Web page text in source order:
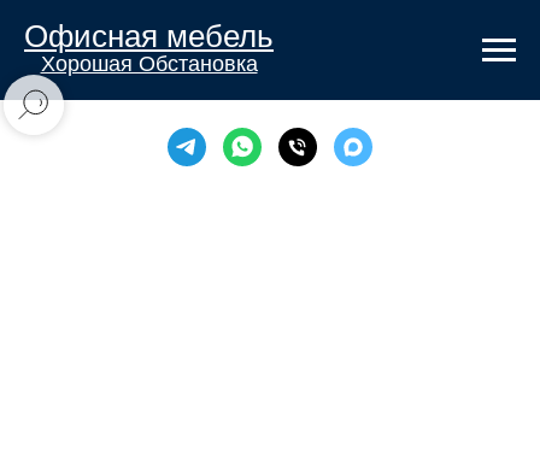
Офисная мебель
Хорошая Обстановка